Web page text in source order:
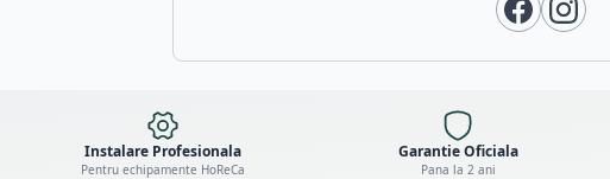
Instalare Profesionala
Pentru echipamente HoReCa
Garantie Oficiala
Pana la 2 ani